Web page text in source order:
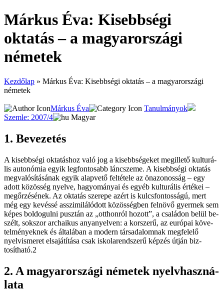
Márkus Éva: Kisebbségi
oktatás – a magyarországi
németek
Kezdőlap » Márkus Éva: Kisebbségi oktatás – a magyarországi
németek
Márkus Éva
Tanulmányok
Szemle: 2007/4
Magyar
1. Be­ve­ze­tés
A ki­sebb­sé­gi ok­ta­tás­hoz va­ló jog a ki­sebb­sé­ge­ket meg­il­le­tő kul­tu­rá­
lis au­to­nó­mia egyik leg­fon­to­sabb lánc­sze­me. A ki­sebb­sé­gi ok­ta­tás
meg­va­ló­sí­tá­sá­nak egyik alap­ve­tő fel­té­te­le az ön­azo­nos­ság – egy
adott kö­zös­ség nyel­ve, ha­gyo­má­nyai és egyéb kul­tu­rá­lis ér­té­kei –
meg­őr­zé­sé­nek. Az ok­ta­tás sze­re­pe azért is kulcs­fon­tos­sá­gú, mert
még egy ke­vés­sé as­­szi­mi­lá­ló­dott kö­zös­ség­ben fel­nö­vő gyer­mek sem
ké­pes bol­do­gul­ni pusz­tán az „ott­hon­ról ho­zott”, a csa­lá­don be­lül be­
szélt, sok­szor ar­cha­i­kus anya­nyel­ven: a kor­sze­rű, az eu­ró­pai kö­ve­
tel­mé­nyek­nek és ál­ta­lá­ban a mo­dern tár­sa­da­lom­nak meg­fe­le­lő
nyelv­is­me­ret el­sa­já­tí­tá­sa csak is­ko­la­rend­sze­rű kép­zés út­ján biz­
tosítható.2
2. A ma­gyar­or­szá­gi né­me­tek nyelv­hasz­ná­
la­ta